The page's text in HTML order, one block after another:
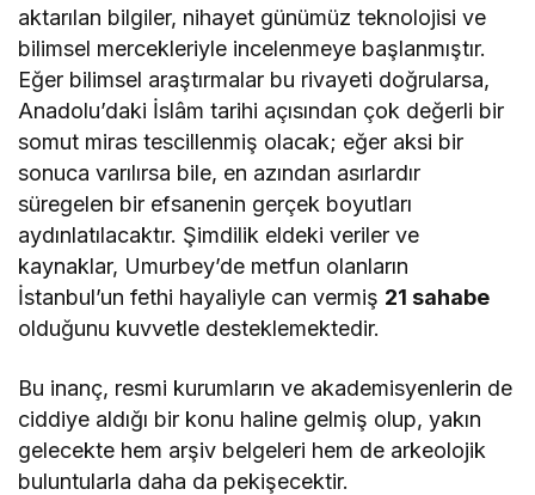
aktarılan bilgiler, nihayet günümüz teknolojisi ve
bilimsel mercekleriyle incelenmeye başlanmıştır.
Eğer bilimsel araştırmalar bu rivayeti doğrularsa,
Anadolu’daki İslâm tarihi açısından çok değerli bir
somut miras tescillenmiş olacak; eğer aksi bir
sonuca varılırsa bile, en azından asırlardır
süregelen bir efsanenin gerçek boyutları
aydınlatılacaktır. Şimdilik eldeki veriler ve
kaynaklar, Umurbey’de metfun olanların
İstanbul’un fethi hayaliyle can vermiş 21 sahabe
olduğunu kuvvetle desteklemektedir​.
Bu inanç, resmi kurumların ve akademisyenlerin de
ciddiye aldığı bir konu haline gelmiş olup, yakın
gelecekte hem arşiv belgeleri hem de arkeolojik
buluntularla daha da pekişecektir.